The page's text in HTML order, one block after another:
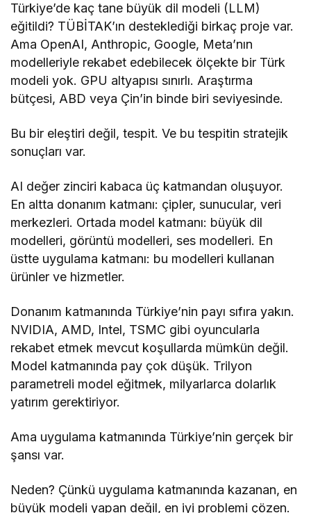
Türkiye’de kaç tane büyük dil modeli (LLM)
eğitildi? TÜBİTAK’ın desteklediği birkaç proje var.
Ama OpenAI, Anthropic, Google, Meta’nın
modelleriyle rekabet edebilecek ölçekte bir Türk
modeli yok. GPU altyapısı sınırlı. Araştırma
bütçesi, ABD veya Çin’in binde biri seviyesinde.
Bu bir eleştiri değil, tespit. Ve bu tespitin stratejik
sonuçları var.
AI değer zinciri kabaca üç katmandan oluşuyor.
En altta donanım katmanı: çipler, sunucular, veri
merkezleri. Ortada model katmanı: büyük dil
modelleri, görüntü modelleri, ses modelleri. En
üstte uygulama katmanı: bu modelleri kullanan
ürünler ve hizmetler.
Donanım katmanında Türkiye’nin payı sıfıra yakın.
NVIDIA, AMD, Intel, TSMC gibi oyuncularla
rekabet etmek mevcut koşullarda mümkün değil.
Model katmanında pay çok düşük. Trilyon
parametreli model eğitmek, milyarlarca dolarlık
yatırım gerektiriyor.
Ama uygulama katmanında Türkiye’nin gerçek bir
şansı var.
Neden? Çünkü uygulama katmanında kazanan, en
büyük modeli yapan değil, en iyi problemi çözen.